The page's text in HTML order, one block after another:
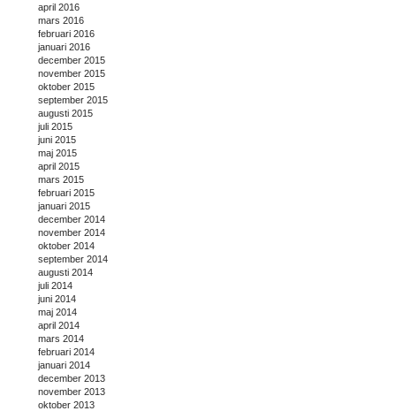
april 2016
mars 2016
februari 2016
januari 2016
december 2015
november 2015
oktober 2015
september 2015
augusti 2015
juli 2015
juni 2015
maj 2015
april 2015
mars 2015
februari 2015
januari 2015
december 2014
november 2014
oktober 2014
september 2014
augusti 2014
juli 2014
juni 2014
maj 2014
april 2014
mars 2014
februari 2014
januari 2014
december 2013
november 2013
oktober 2013